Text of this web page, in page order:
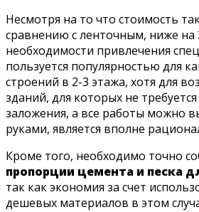
Несмотря на то что стоимость
сравнению с ленточным, ниже на
необходимости привлечения
пользуется популярностью для
строений в 2-3 этажа, хотя для
зданий, для которых не
заложения, а все работы можно
руками, является вполне
Кроме того, необходимо точно
пропорции цемента и песка
так как экономия за счет
дешевых материалов в этом